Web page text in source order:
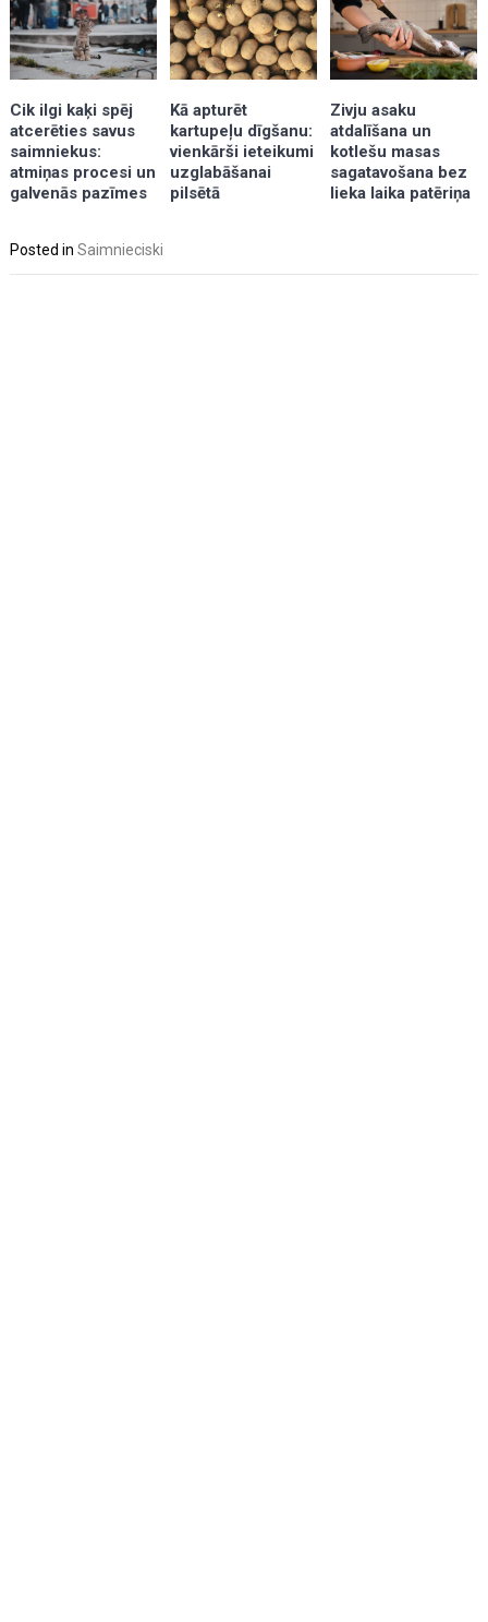
Cik ilgi kaķi spēj
atcerēties savus
saimniekus:
atmiņas procesi un
galvenās pazīmes
Kā apturēt
kartupeļu dīgšanu:
vienkārši ieteikumi
uzglabāšanai
pilsētā
Zivju asaku
atdalīšana un
kotlešu masas
sagatavošana bez
lieka laika patēriņa
Posted inSaimnieciski